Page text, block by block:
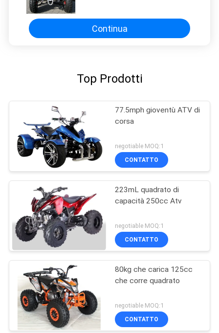
Continua
Top Prodotti
77.5mph gioventù ATV di
corsa
negotiable MOQ:1
CONTATTO
223mL quadrato di
capacità 250cc Atv
negotiable MOQ:1
CONTATTO
80kg che carica 125cc
che corre quadrato
negotiable MOQ:1
CONTATTO